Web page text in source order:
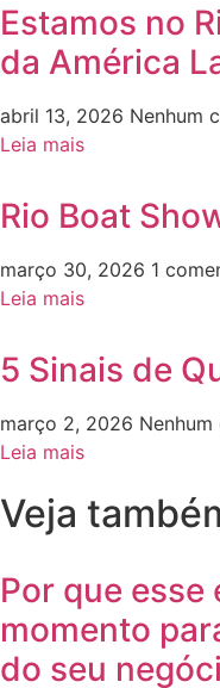
Estamos no
da América
abril 13, 2026 Nenhum
Leia mais
Rio Boat
março 30, 2026 1
Leia mais
5 Sinais de
março 2, 2026
Leia mais
Veja
Por que esse
momento
do seu